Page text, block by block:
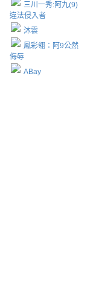
三川一秀:阿九(9)
違法侵入者
沐雲
鳳彩翎：阿9公然
侮辱
ABay